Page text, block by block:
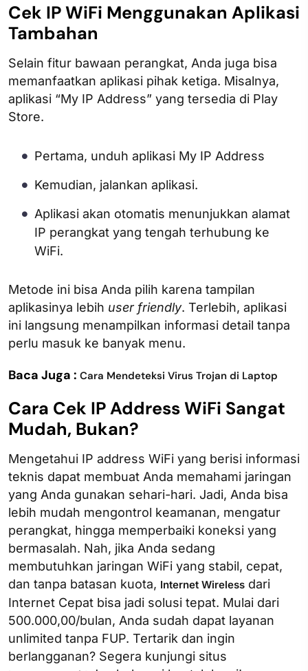
Cek IP WiFi Menggunakan Aplikasi
Tambahan
Selain fitur bawaan perangkat, Anda juga bisa
memanfaatkan aplikasi pihak ketiga. Misalnya,
aplikasi “My IP Address” yang tersedia di Play
Store.
Pertama, unduh aplikasi My IP Address
Kemudian, jalankan aplikasi.
Aplikasi akan otomatis menunjukkan alamat
IP perangkat yang tengah terhubung ke
WiFi.
Metode ini bisa Anda pilih karena tampilan
aplikasinya lebih user friendly. Terlebih, aplikasi
ini langsung menampilkan informasi detail tanpa
perlu masuk ke banyak menu.
Baca Juga : Cara Mendeteksi Virus Trojan di Laptop
Cara Cek IP Address WiFi​ Sangat
Mudah, Bukan?
Mengetahui IP address WiFi yang berisi informasi
teknis dapat membuat Anda memahami jaringan
yang Anda gunakan sehari-hari. Jadi, Anda bisa
lebih mudah mengontrol keamanan, mengatur
perangkat, hingga memperbaiki koneksi yang
bermasalah. Nah, jika Anda sedang
membutuhkan jaringan WiFi yang stabil, cepat,
dan tanpa batasan kuota, Internet Wireless dari
Internet Cepat bisa jadi solusi tepat. Mulai dari
500.000,00/bulan, Anda sudah dapat layanan
unlimited tanpa FUP. Tertarik dan ingin
berlangganan? Segera kunjungi situs